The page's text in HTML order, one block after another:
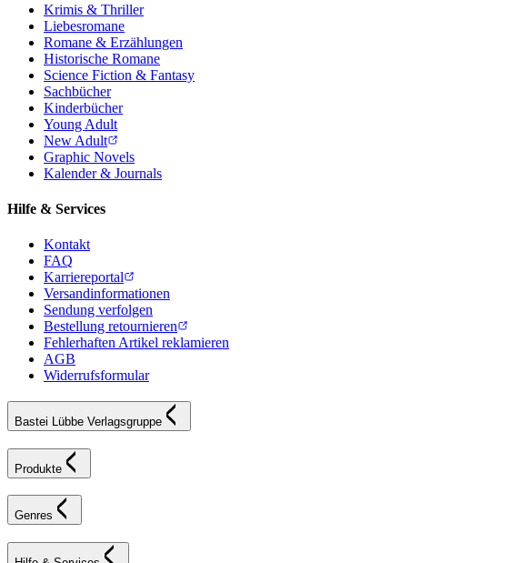
Krimis & Thriller
Liebesromane
Romane & Erzählungen
Historische Romane
Science Fiction & Fantasy
Sachbücher
Kinderbücher
Young Adult
New Adult
Graphic Novels
Kalender & Journals
Hilfe & Services
Kontakt
FAQ
Karriereportal
Versandinformationen
Sendung verfolgen
Bestellung retournieren
Fehlerhaften Artikel reklamieren
AGB
Widerrufsformular
Bastei Lübbe Verlagsgruppe
Produkte
Genres